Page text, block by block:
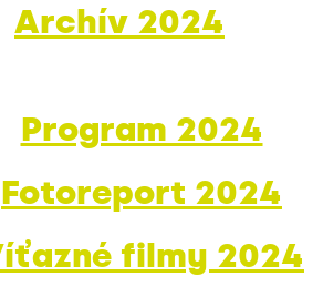
Archív 2024
Program 2024
Fotoreport 2024
filmy 2024